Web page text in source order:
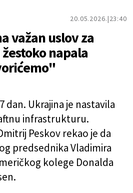
20.05.2026. 23:40
važan uslov za
napala
dan. Ukrajina je nastavila
infrastrukturu.
Peskov rekao je da
predsednika Vladimira
kolege Donalda